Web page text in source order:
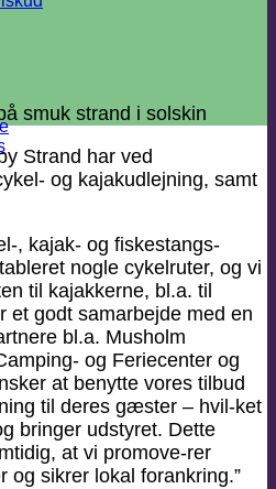
Strand har ved
og kajakudlejning, samt
, kajak- og fiskestangs-
nogle cykelruter, og vi
til kajakkerne, bl.a. til
et godt samarbejde med en
bl.a. Musholm
og Feriecenter og
at benytte vores tilbud
til deres gæster – hvil-ket
bringer udstyret. Dette
at vi promove-rer
og sikrer lokal forankring.”